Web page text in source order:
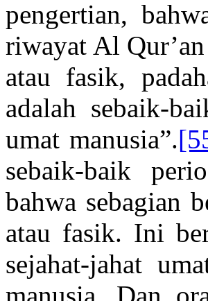
pengertian,
riwayat Al
atau fasik,
adalah sebaik-
umat manusia”.
sebaik-baik
bahwa sebagian
atau fasik. Ini
sejahat-jahat
manusia. Dan